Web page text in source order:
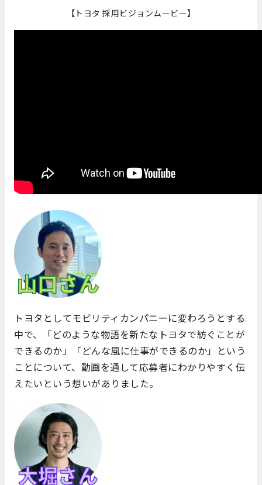
【トヨタ 採用ビジョンムービー】
トヨタとしてモビリティカンパニーに変わろうとする
中で、「どのような物語を新たなトヨタで紡ぐことが
できるのか」「どんな風に仕事ができるのか」という
ことについて、動画を通して応募者にわかりやすく伝
えたいという想いがありました。